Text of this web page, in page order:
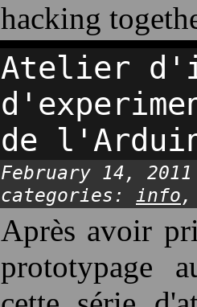
hacking
Atelier
de
February 14,
categories: info
Après avoir
prototypage